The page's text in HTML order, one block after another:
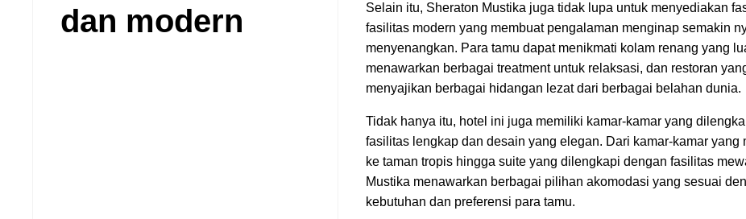
dan modern
Selain itu, Sheraton Mustika juga tidak lupa untuk menyediakan
fasilitas modern yang membuat pengalaman menginap semakin
menyenangkan. Para tamu dapat menikmati kolam renang yang
menawarkan berbagai treatment untuk relaksasi, dan restoran
menyajikan berbagai hidangan lezat dari berbagai belahan dunia.
Tidak hanya itu, hotel ini juga memiliki kamar-kamar yang
fasilitas lengkap dan desain yang elegan. Dari kamar-kamar yang
ke taman tropis hingga suite yang dilengkapi dengan fasilitas
Mustika menawarkan berbagai pilihan akomodasi yang sesuai
kebutuhan dan preferensi para tamu.